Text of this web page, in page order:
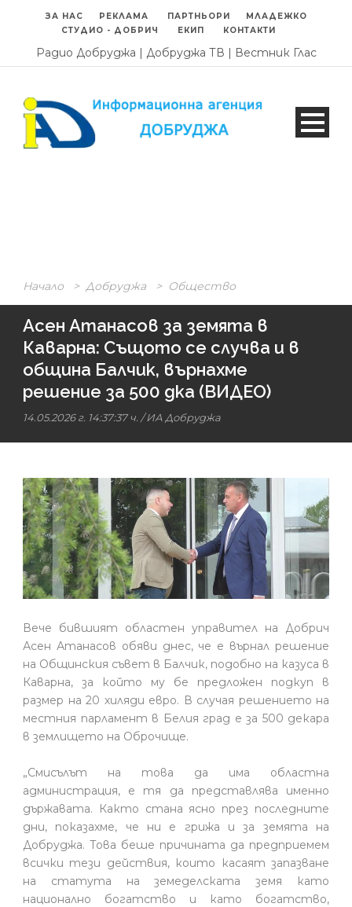
ЗА НАС РЕКЛАМА ПАРТНЬОРИ
МЛАДЕЖКО
СТУДИО - ДОБРИЧ
ЕКИП КОНТАКТИ
Радио Добруджа | Добруджа ТВ | Вестник Глас
Начало > Добруджа > Общество
Асен Атанасов за земята в
Каварна: Същото се случва и в
община Балчик, върнахме
решение за 500 дка (ВИДЕО)
14.05.2026 г. 14:37:37 ч. /ИА Добруджа
Вече бившият областен управител на Добрич
Асен Атанасов обяви днес, че е върнал решение
на Общинския съвет в Балчик, подобно на казуса в
Каварна, за който му бе предложен подкуп в
размер на 20 хиляди евро. В случая решението на
местния парламент в Белия град е за 500 декара
в землището на Оброчище.
„Смисълът на това да има областна
администрация, е тя да представлява именно
държавата. Както стана ясно през последните
дни, показахме, че ни е грижа и за земята на
Добруджа. Това беше причината да предприемем
всички тези действия, които касаят запазване
на статута на земеделската земя като
национално богатство и като богатство,